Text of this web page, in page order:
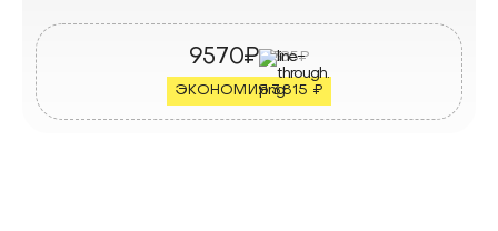
9570₽13385₽
ЭКОНОМИЯ 3815 ₽